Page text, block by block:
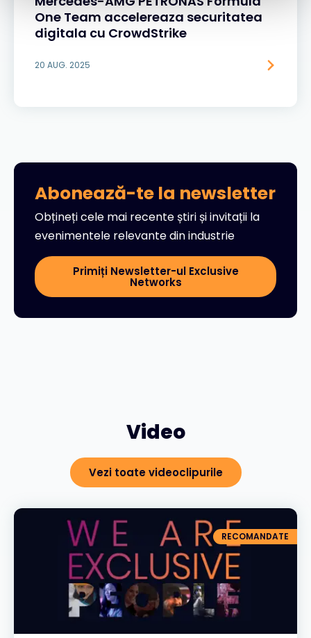
One Team accelereaza securitatea
digitala cu CrowdStrike
20 AUG. 2025
Abonează-te la newsletter
Obțineți cele mai recente știri și invitații la
evenimentele relevante din industrie
Primiți Newsletter-ul Exclusive
Networks
Video
Vezi toate videoclipurile
RECOMANDATE